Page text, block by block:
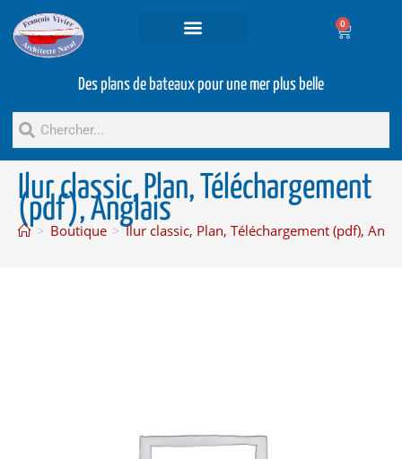
0
Des plans de bateaux pour une mer plus belle
Ilur classic, Plan, Téléchargement
(pdf), Anglais
> Boutique > Ilur classic, Plan, Téléchargement (pdf),